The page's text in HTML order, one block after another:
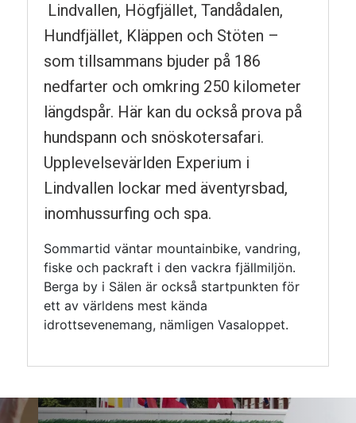
Lindvallen, Högfjället, Tandådalen,
Hundfjället, Kläppen och Stöten –
som tillsammans bjuder på 186
nedfarter och omkring 250 kilometer
längdspår. Här kan du också prova på
hundspann och snöskotersafari.
Upplevelsevärlden Experium i
Lindvallen lockar med äventyrsbad,
inomhussurfing och spa.
Sommartid väntar mountainbike, vandring,
fiske och packraft i den vackra fjällmiljön.
Berga by i Sälen är också startpunkten för
ett av världens mest kända
idrottsevenemang, nämligen Vasaloppet.